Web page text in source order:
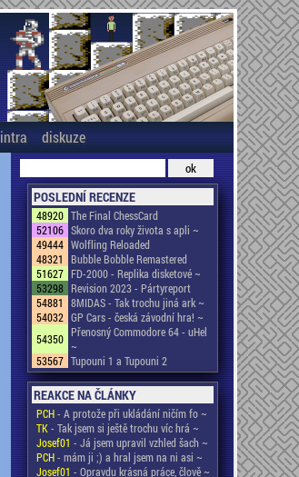
intra diskuze
POSLEDNÍ RECENZE
48920 The Final ChessCard
52106 Skoro dva roky života s apli ~
49444 Wolfling Reloaded
48321
Bubble Bobble Remastered
51627 FD-2000 - Replika disketové ~
53298 Revision 2023 - Pártyreport
54881
8MIDAS - Tak trochu jiná ark ~
54032 GP Cars - česká závodní hra! ~
54350 Přenosný Commodore 64 - uHel
~
53567 Tupouni 1 a Tupouni 2
REAKCE NA ČLÁNKY
PCH- A protože při ukládání ničím fo ~
TK- Tak jsem si ještě trochu víc hrá ~
Josef01 - Já jsem upravil vzhled šach ~
PCH- mám ji ;) a hral jsem na ni asi ~
Josef01 - Opravdu krásná práce, člově ~